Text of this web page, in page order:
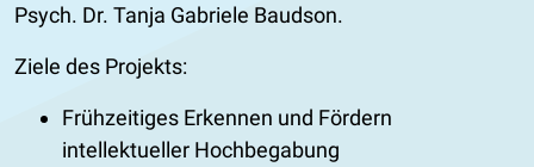
Psych. Dr. Tanja Gabriele Baudson.
Ziele des Projekts:
Frühzeitiges Erkennen und Fördern
intellektueller Hochbegabung